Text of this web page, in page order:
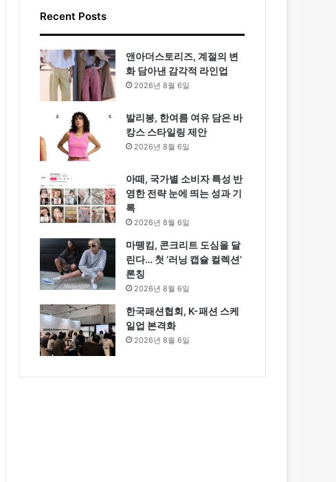
Recent Posts
앤아더스토리즈, 계절의 변
화 담아낸 감각적 라인업
2026년 8월 6일
발리봉, 한여름 여유 담은 바
캉스 스타일링 제안
2026년 8월 6일
아떼, 국가별 소비자 특성 반
영한 전략 눈에 띄는 성과 기
록
2026년 8월 6일
마뗑킴, 콘크리트 도심을 달
린다… 첫 ‘러닝 캡슐 컬렉션’
론칭
2026년 8월 6일
한국패션협회, K-패션 스케
일업 본격화
2026년 8월 6일